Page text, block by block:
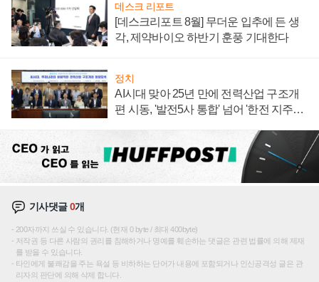
데스크 리포트
[데스크리포트 8월] 무더운 입추에 든 생
각, 제약바이오 하반기 훈풍 기대한다
정치
AI시대 맞아 25년 만에 전력산업 구조개
편 시동, '발전5사 통합' 넘어 '한전 지주사'
기사댓글0개
200자까지 쓰실 수 있습니다. (현재 0 byte / 최대 400byte)
저작권 등 다른 사람의 권리를 침해하거나 명예를 훼손하는 댓글은 관련 법률에 의해 제재
를 받을 수 있습니다.
타인에게 불쾌감을 주는 욕설 등 비하하는 단어가 내용에 포함되거나 인신공격성 글은 관
리자의 판단에 의해 삭제 합니다.